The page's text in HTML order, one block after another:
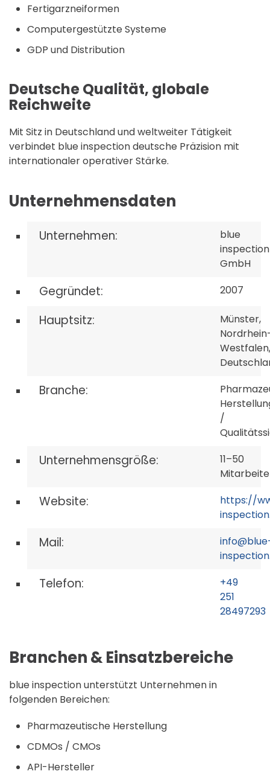
Fertigarzneiformen
Computergestützte Systeme
GDP und Distribution
Deutsche Qualität, globale
Reichweite
Mit Sitz in Deutschland und weltweiter Tätigkeit
verbindet blue inspection deutsche Präzision mit
internationaler operativer Stärke.
Unternehmensdaten
Unternehmen:
blue
inspection
GmbH
Gegründet: 2007
Hauptsitz:
Münster,
Westfalen,
Branche:
/
Unternehmensgröße:
11–50
Website:
https://
Mail:
Telefon:
+49
251
28497293
Branchen & Einsatzbereiche
blue inspection unterstützt Unternehmen in
folgenden Bereichen:
Pharmazeutische Herstellung
CDMOs / CMOs
API-Hersteller